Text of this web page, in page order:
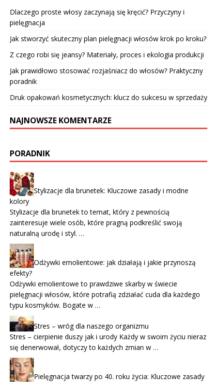
Dlaczego proste włosy zaczynają się kręcić? Przyczyny i
pielęgnacja
Jak stworzyć skuteczny plan pielęgnacji włosów krok po kroku?
Z czego robi się jeansy? Materiały, proces i ekologia produkcji
Jak prawidłowo stosować rozjaśniacz do włosów? Praktyczny
poradnik
Druk opakowań kosmetycznych: klucz do sukcesu w sprzedaży
NAJNOWSZE KOMENTARZE
PORADNIK
Stylizacje dla brunetek: Kluczowe zasady i modne
kolory
Stylizacje dla brunetek to temat, który z pewnością
zainteresuje wiele osób, które pragną podkreślić swoją
naturalną urodę i styl. …
Odżywki emolientowe: jak działają i jakie przynoszą
efekty?
Odżywki emolientowe to prawdziwe skarby w świecie
pielęgnacji włosów, które potrafią zdziałać cuda dla każdego
typu kosmyków. Bogate w …
Stres – wróg dla naszego organizmu
Stres – cierpienie duszy jak i urody Każdy w swoim życiu nieraz
się denerwował, dotyczy to każdych zmian w …
Pielęgnacja twarzy po 40. roku życia: Kluczowe zasady